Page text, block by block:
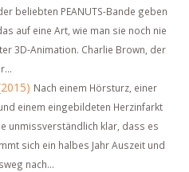
beliebten PEANUTS-Bande geben
auf eine Art, wie man sie noch nie
3D-Animation. Charlie Brown, der
Nach einem Hörsturz, einer
einem eingebildeten Herzinfarkt
unmissverständlich klar, dass es
sich ein halbes Jahr Auszeit und
nach...